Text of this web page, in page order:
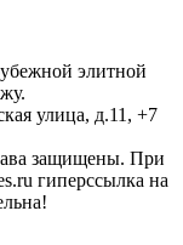
элитной
улица, д.11, +7
защищены. При
гиперссылка на